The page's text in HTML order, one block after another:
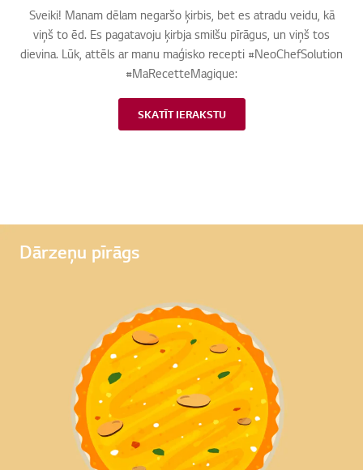
Sveiki! Manam dēlam negaršo ķirbis, bet es atradu veidu, kā
viņš to ēd. Es pagatavoju ķirbja smilšu pīrāgus, un viņš tos
dievina. Lūk, attēls ar manu maģisko recepti #NeoChefSolution
#MaRecetteMagique:
SKATĪT IERAKSTU
o
o o
f
o
f
6
o
o
f
Dārzeņu pīrāgs